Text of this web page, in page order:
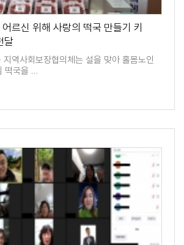
르신 위해 사랑의 떡국 만들기 키
달
역사회보장협의체는 설을 맞아 홀몸노인
떡국을 …